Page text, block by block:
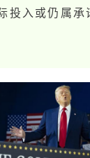
投入或仍属承